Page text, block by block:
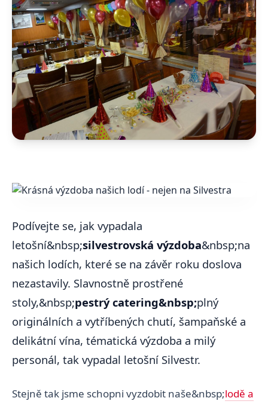
Podívejte se, jak vypadala
letošní&nbsp;silvestrovská výzdoba&nbsp;na
našich lodích, které se na závěr roku doslova
nezastavily. Slavnostně prostřené
stoly,&nbsp;pestrý catering&nbsp;plný
originálních a vytříbených chutí, šampaňské a
delikátní vína, tématická výzdoba a milý
personál, tak vypadal letošní Silvestr.
Stejně tak jsme schopni vyzdobit naše&nbsp;lodě a